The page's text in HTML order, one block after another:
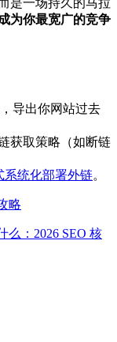
是一场持久的马拉
为你最宽广的竞争
导出你网站过去
获取策略（如断链
系统化部署外链。
略
么：2026 SEO 核